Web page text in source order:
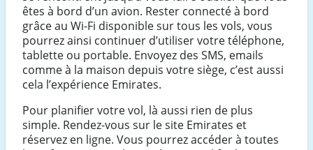
êtes à bord d’un avion. Rester connecté à bord
grâce au Wi-Fi disponible sur tous les vols, vous
pourrez ainsi continuer d’utiliser votre téléphone,
tablette ou portable. Envoyez des SMS, emails
comme à la maison depuis votre siège, c’est aussi
cela l’expérience Emirates.
Pour planifier votre vol, là aussi rien de plus
simple. Rendez-vous sur le site Emirates et
réservez en ligne. Vous pourrez accéder à toutes